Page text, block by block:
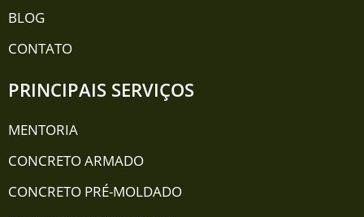
BLOG
CONTATO
PRINCIPAIS SERVIÇOS
MENTORIA
CONCRETO ARMADO
CONCRETO PRÉ-MOLDADO